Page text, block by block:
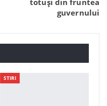
guvernului
STIRI